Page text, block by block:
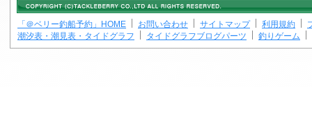
「＠ベリー釣船予約」HOME お問い合わせ サイトマップ 利用規約
潮汐表・潮見表・タイドグラフ
タイドグラフブログパーツ 釣りゲーム